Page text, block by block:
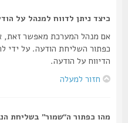
כיצד ניתן לדווח למנהל על הודעות?
אם מנהל המערכת מאפשר זאת, אתה
כפתור השליחת הודעה. על ידי
הדיווח על הודעה.
חזור למעלה
מהו כפתור ה“שמור” בשליחת הנושא?